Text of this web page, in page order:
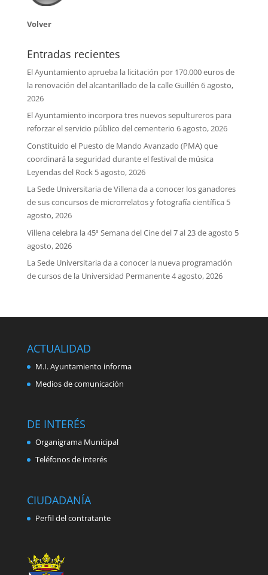
Volver
Entradas recientes
El Ayuntamiento aprueba la licitación por 170.000 euros de
la renovación del alcantarillado de la calle Guillén 6 agosto,
2026
El Ayuntamiento incorpora tres nuevos sepultureros para
reforzar el servicio público del cementerio 6 agosto, 2026
Constituido el Puesto de Mando Avanzado (PMA) que
coordinará la seguridad durante el festival de música
Leyendas del Rock 5 agosto, 2026
La Sede Universitaria de Villena da a conocer los ganadores
de sus concursos de microrrelatos y fotografía científica 5
agosto, 2026
Villena celebra la 45ª Semana del Cine del 7 al 23 de agosto 5
agosto, 2026
La Sede Universitaria da a conocer la nueva programación
de cursos de la Universidad Permanente4 agosto, 2026
ACTUALIDAD
M.I. Ayuntamiento informa
Medios de comunicación
DE INTERÉS
Organigrama Municipal
Teléfonos de interés
CIUDADANÍA
Perfil del contratante